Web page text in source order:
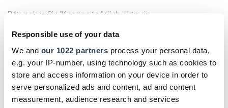
Responsible use of your data
We and our 1022 partners process your personal data,
e.g. your IP-number, using technology such as cookies to
store and access information on your device in order to
serve personalized ads and content, ad and content
measurement, audience research and services
Bitte geben Sie "Kommentar" rückwärts ein.
Absenden